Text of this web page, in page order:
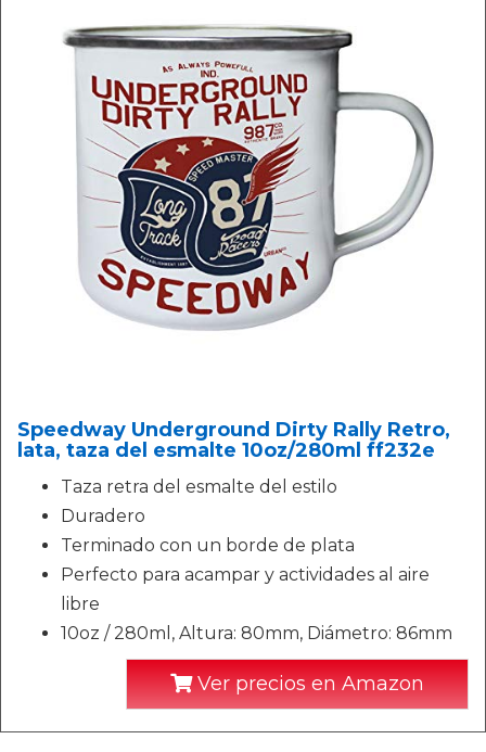
Speedway Underground Dirty Rally Retro,
lata, taza del esmalte 10oz/280ml ff232e
Taza retra del esmalte del estilo
Duradero
Terminado con un borde de plata
Perfecto para acampar y actividades al aire
libre
10oz / 280ml, Altura: 80mm, Diámetro: 86mm
Ver precios en Amazon